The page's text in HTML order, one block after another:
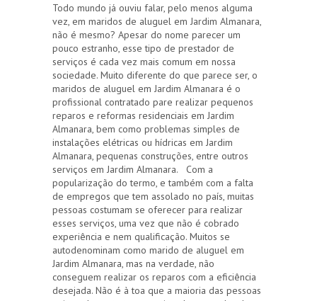
Todo mundo já ouviu falar, pelo menos alguma
vez, em maridos de aluguel em Jardim Almanara,
não é mesmo? Apesar do nome parecer um
pouco estranho, esse tipo de prestador de
serviços é cada vez mais comum em nossa
sociedade. Muito diferente do que parece ser, o
maridos de aluguel em Jardim Almanara é o
profissional contratado pare realizar pequenos
reparos e reformas residenciais em Jardim
Almanara, bem como problemas simples de
instalações elétricas ou hídricas em Jardim
Almanara, pequenas construções, entre outros
serviços em Jardim Almanara. Com a
popularização do termo, e também com a falta
de empregos que tem assolado no país, muitas
pessoas costumam se oferecer para realizar
esses serviços, uma vez que não é cobrado
experiência e nem qualificação. Muitos se
autodenominam como marido de aluguel em
Jardim Almanara, mas na verdade, não
conseguem realizar os reparos com a eficiência
desejada. Não é à toa que a maioria das pessoas